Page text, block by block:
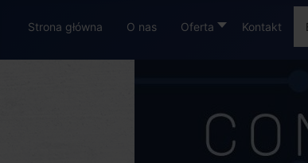
Strona główna O nas Oferta Kontakt